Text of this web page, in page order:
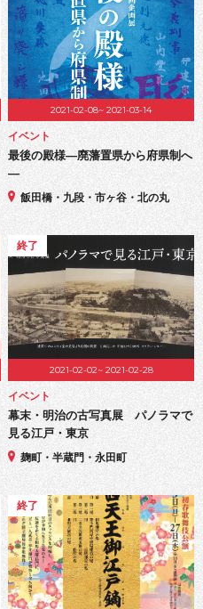
2021-02-08~ 2021-03-14
イベント
最後の殿様―廃藩置県から府県制へ
―
飯田橋・九段・市ヶ谷・北の丸
終了
2021-02-02~ 2021-02-28
イベント
幕末・明治の古写真展 パノラマで
見る江戸・東京
麹町・半蔵門・永田町
終了